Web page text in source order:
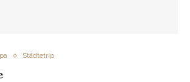
Städtetrip